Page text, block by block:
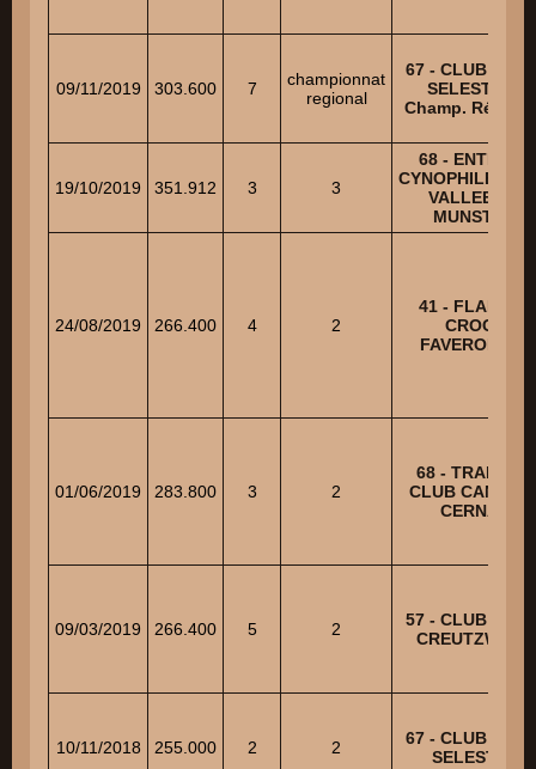
09/11/2019 303.600 7
championnat
regional
67 - CLUB
SELESTAT -
Champ.
19/10/2019 351.912 3 3
68 - ENTENTE
CYNOPHILE DE
VALLEE DE
MUNSTER
24/08/2019 266.400 4 2
41 - FLAIR ET
CROCS
FAVEROLLES
01/06/2019 283.800 3 2
68 - TRAINING
CLUB CANIN
CERNAY
09/03/2019 266.400 5 2
57 - CLUB
CREUTZWALD
10/11/2018 255.000 2 2
67 - CLUB
SELESTAT